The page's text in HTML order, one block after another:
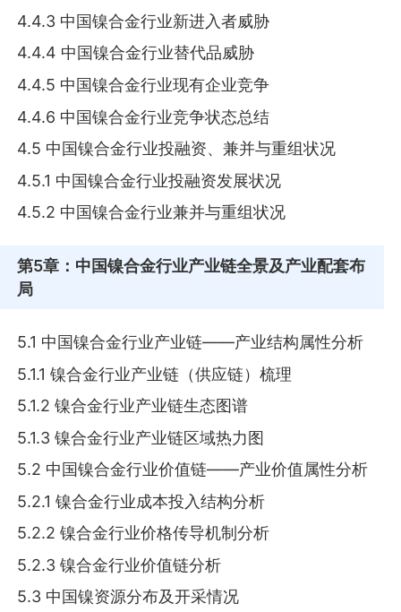
4.4.3 中国镍合金行业新进入者威胁
4.4.4 中国镍合金行业替代品威胁
4.4.5 中国镍合金行业现有企业竞争
4.4.6 中国镍合金行业竞争状态总结
4.5 中国镍合金行业投融资、兼并与重组状况
4.5.1 中国镍合金行业投融资发展状况
4.5.2 中国镍合金行业兼并与重组状况
第5章 ：中国镍合金行业产业链全景及产业配套布
局
5.1 中国镍合金行业产业链——产业结构属性分析
5.1.1 镍合金行业产业链（供应链）梳理
5.1.2 镍合金行业产业链生态图谱
5.1.3 镍合金行业产业链区域热力图
5.2 中国镍合金行业价值链——产业价值属性分析
5.2.1 镍合金行业成本投入结构分析
5.2.2 镍合金行业价格传导机制分析
5.2.3 镍合金行业价值链分析
5.3 中国镍资源分布及开采情况